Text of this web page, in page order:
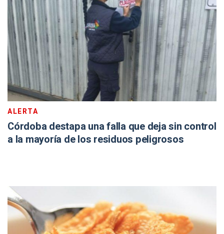
ALERTA
Córdoba destapa una falla que deja sin control
a la mayoría de los residuos peligrosos